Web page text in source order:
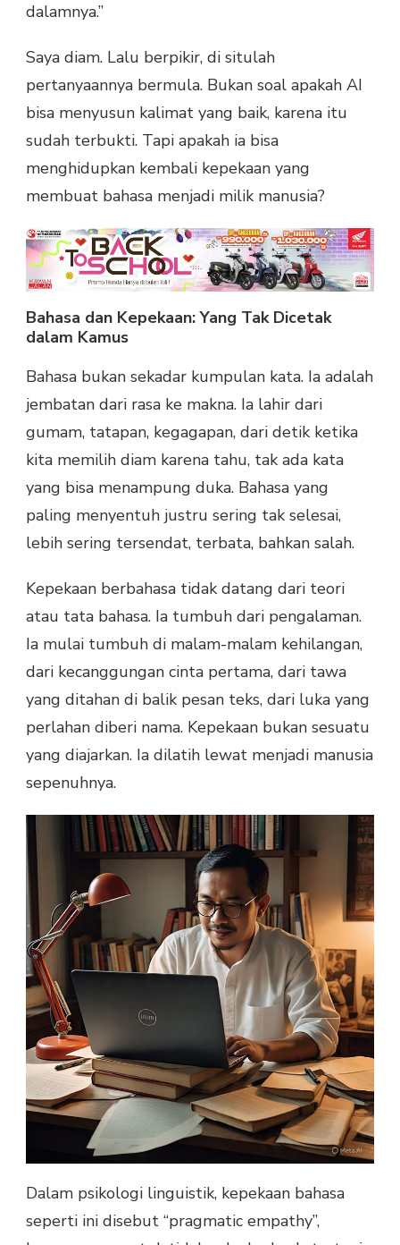
dalamnya.”
Saya diam. Lalu berpikir, di situlah
pertanyaannya bermula. Bukan soal apakah AI
bisa menyusun kalimat yang baik, karena itu
sudah terbukti. Tapi apakah ia bisa
menghidupkan kembali kepekaan yang
membuat bahasa menjadi milik manusia?
Bahasa dan Kepekaan: Yang Tak Dicetak
dalam Kamus
Bahasa bukan sekadar kumpulan kata. Ia adalah
jembatan dari rasa ke makna. Ia lahir dari
gumam, tatapan, kegagapan, dari detik ketika
kita memilih diam karena tahu, tak ada kata
yang bisa menampung duka. Bahasa yang
paling menyentuh justru sering tak selesai,
lebih sering tersendat, terbata, bahkan salah.
Kepekaan berbahasa tidak datang dari teori
atau tata bahasa. Ia tumbuh dari pengalaman.
Ia mulai tumbuh di malam-malam kehilangan,
dari kecanggungan cinta pertama, dari tawa
yang ditahan di balik pesan teks, dari luka yang
perlahan diberi nama. Kepekaan bukan sesuatu
yang diajarkan. Ia dilatih lewat menjadi manusia
sepenuhnya.
Dalam psikologi linguistik, kepekaan bahasa
seperti ini disebut “pragmatic empathy”,